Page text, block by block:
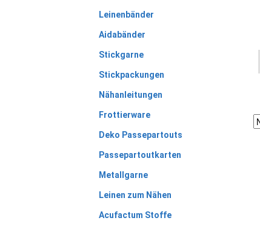
Leinenbänder
Aidabänder
Stickgarne
Stickpackungen
Nähanleitungen
Frottierware
Deko Passepartouts
Passepartoutkarten
Metallgarne
Leinen zum Nähen
Acufactum Stoffe